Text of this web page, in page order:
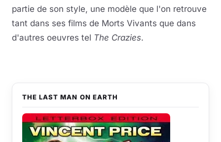
partie de son style, une modèle que l'on retrouve
tant dans ses films de Morts Vivants que dans
d'autres oeuvres tel The Crazies.
THE LAST MAN ON EARTH